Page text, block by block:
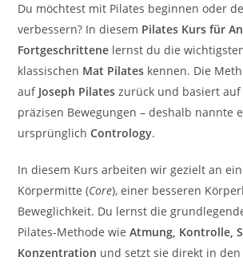
Du möchtest mit Pilates beginnen oder
verbessern? In diesem Pilates Kurs für
Fortgeschrittene lernst du die
klassischen Mat Pilates kennen. Die
auf Joseph Pilates zurück und basiert
präzisen Bewegungen – deshalb nannte
ursprünglich Contrology.
In diesem Kursarbeiten wir gezielt an
Körpermitte (Core), einer besseren
Beweglichkeit. Du lernst die
Pilates-Methode wie Atmung, Kontrolle,
Konzentration und setzt sie direkt in den